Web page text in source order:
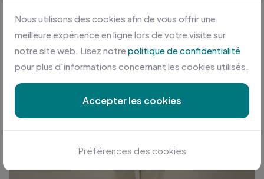
Nous utilisons des cookies afin de vous offrir une
meilleure expérience en ligne lors de votre visite sur
notre site web. Lisez notre politique de confidentialité
pour plus d'informations concernant les cookies utilisés.
Accepter les cookies
Préférences des cookies